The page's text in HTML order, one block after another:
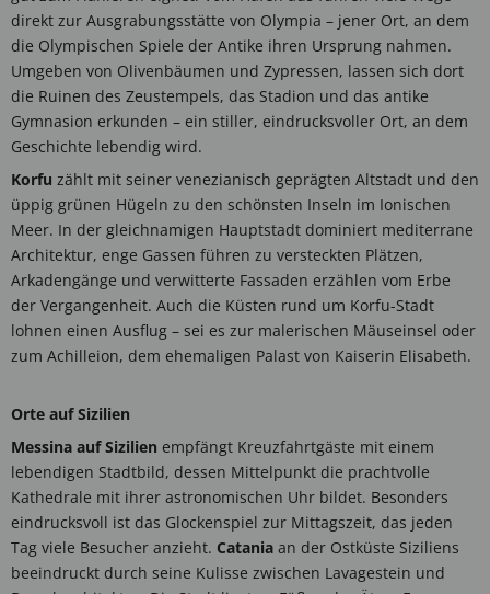
direkt zur Ausgrabungsstätte von Olympia – jener Ort, an dem
die Olympischen Spiele der Antike ihren Ursprung nahmen.
Umgeben von Olivenbäumen und Zypressen, lassen sich dort
die Ruinen des Zeustempels, das Stadion und das antike
Gymnasion erkunden – ein stiller, eindrucksvoller Ort, an dem
Geschichte lebendig wird.
Korfu zählt mit seiner venezianisch geprägten Altstadt und den
üppig grünen Hügeln zu den schönsten Inseln im Ionischen
Meer. In der gleichnamigen Hauptstadt dominiert mediterrane
Architektur, enge Gassen führen zu versteckten Plätzen,
Arkadengänge und verwitterte Fassaden erzählen vom Erbe
der Vergangenheit. Auch die Küsten rund um Korfu-Stadt
lohnen einen Ausflug – sei es zur malerischen Mäuseinsel oder
zum Achilleion, dem ehemaligen Palast von Kaiserin Elisabeth.
Orte auf Sizilien
Messina auf Sizilien empfängt Kreuzfahrtgäste mit einem
lebendigen Stadtbild, dessen Mittelpunkt die prachtvolle
Kathedrale mit ihrer astronomischen Uhr bildet. Besonders
eindrucksvoll ist das Glockenspiel zur Mittagszeit, das jeden
Tag viele Besucher anzieht. Catania an der Ostküste Siziliens
beeindruckt durch seine Kulisse zwischen Lavagestein und